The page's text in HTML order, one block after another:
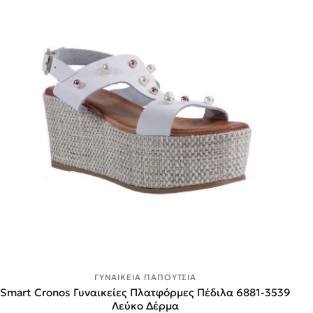
ΓΥΝΑΙΚΕΊΑ ΠΑΠΟΎΤΣΙΑ
Smart Cronos Γυναικείες Πλατφόρμες Πέδιλα 6881-3539
Λεύκο Δέρμα